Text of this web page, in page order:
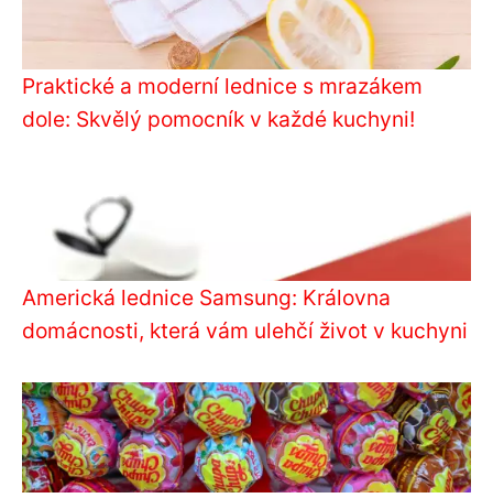
Praktické a moderní lednice s mrazákem
dole: Skvělý pomocník v každé kuchyni!
Americká lednice Samsung: Královna
domácnosti, která vám ulehčí život v kuchyni